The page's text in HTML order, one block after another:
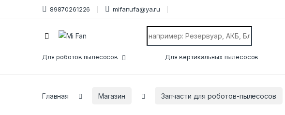
89870261226 mifanufa@ya.ru
Search for:
Для роботов пылесосов Для вертикальных пылесосов
Главная Магазин Запчасти для роботов-пылесосов